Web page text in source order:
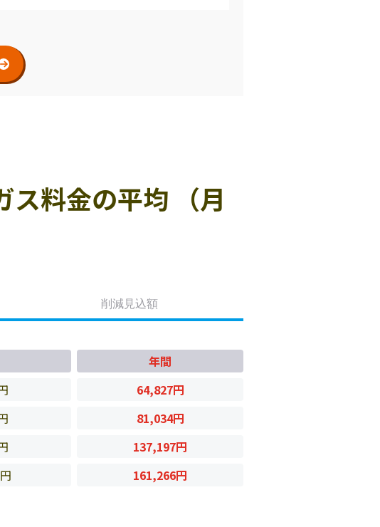
料金の平均 （月
削減見込額
年間
64,827円
81,034円
137,197円
161,266円